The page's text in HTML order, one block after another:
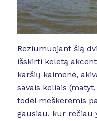
Reziumuojant šią
išskirti keletą
karšių kaimenė,
savais keliais
todėl meškerėmis
gausiau, kur rečiau